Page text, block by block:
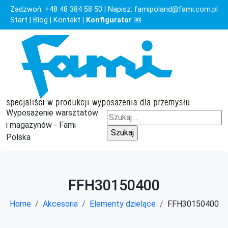
Zadzwoń: +48 48 384 58 50 | Napisz: famipoland@fami.com.pl
Start
Blog Kontakt Konfigurator
Wyposażenie warsztatów
i magazynów - Fami
Polska
Szukaj:
FFH30150400
Home Akcesoria Elementy dzielące FFH30150400